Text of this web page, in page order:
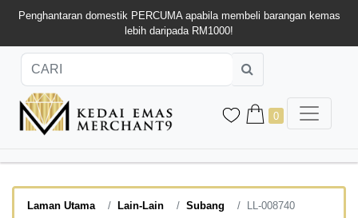
Penghantaran domestik PERCUMA apabila membeli barangan kemas
lebih daripada RM1000!
0
Laman Utama Lain-Lain Subang LL-008740